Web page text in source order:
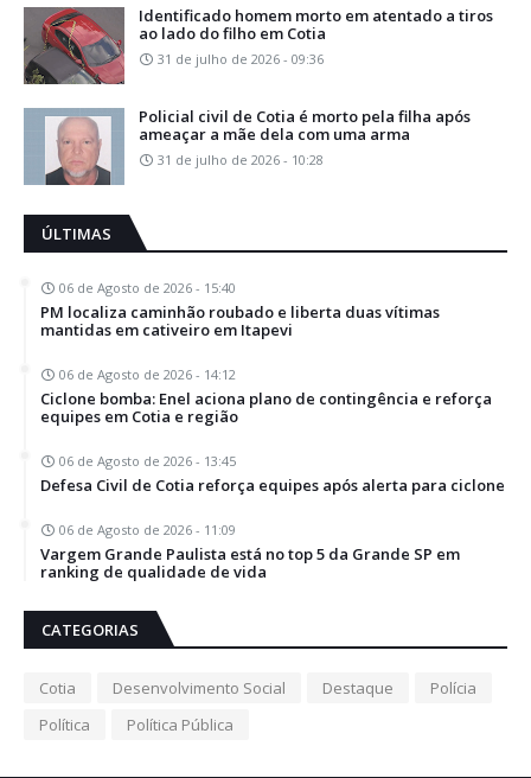
Identificado homem morto em atentado a tiros
ao lado do filho em Cotia
31 de julho de 2026 - 09:36
Policial civil de Cotia é morto pela filha após
ameaçar a mãe dela com uma arma
31 de julho de 2026 - 10:28
ÚLTIMAS
06 de Agosto de 2026 - 15:40
PM localiza caminhão roubado e liberta duas vítimas
mantidas em cativeiro em Itapevi
06 de Agosto de 2026 - 14:12
Ciclone bomba: Enel aciona plano de contingência e reforça
equipes em Cotia e região
06 de Agosto de 2026 - 13:45
Defesa Civil de Cotia reforça equipes após alerta para ciclone
06 de Agosto de 2026 - 11:09
Vargem Grande Paulista está no top 5 da Grande SP em
ranking de qualidade de vida
CATEGORIAS
Cotia Desenvolvimento Social Destaque
Polícia
Política
Política Pública